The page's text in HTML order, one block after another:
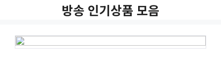
방송 인기상품 모음